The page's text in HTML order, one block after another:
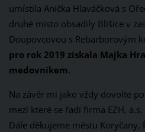
umístila Anička Hlaváčková s
druhé místo obsadily Blišice v
Doupovcovou s Rebarborovým
pro rok 2019 získala Majka
medovníkem.
Na závěr mi jako vždy dovolte
mezi které se řadí firma EZH,
Dále děkujeme městu Koryčany,